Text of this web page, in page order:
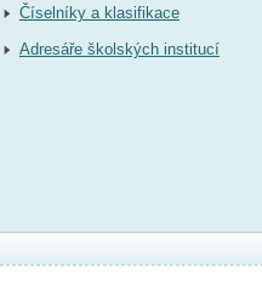
Číselníky a klasifikace
Adresáře školských institucí